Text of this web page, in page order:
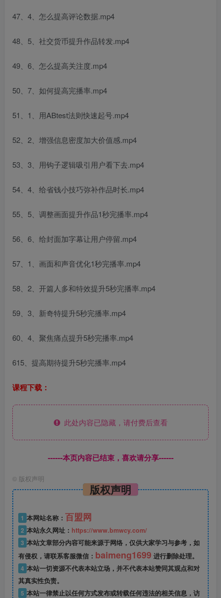
47、4、怎么提高评论数据.mp4
48、5、社交货币提升作品转发.mp4
49、6、怎么提高关注度.mp4
50、7、如何提高完播率.mp4
51、1、用ABtest法则快速起号.mp4
52、2、增强信息密度加大价值感.mp4
53、3、用钩子逻辑吸引用户看下去.mp4
54、4、给省钱小技巧弥补作品时长.mp4
55、5、调整画面提升作品1秒完播率.mp4
56、6、给封面加字幕让用户停留.mp4
57、1、画面和声音优化1秒完播率.mp4
58、2、开篇人多和特效提升5秒完播率.mp4
59、3、新奇特提升5秒完播率.mp4
60、4、聚焦痛点提升5秒完播率.mp4
615、提高期待提升5秒完播率.mp4
课程下载：
此处内容已隐藏，请付费后查看
------本页内容已结束，喜欢请分享------
© 版权声明
版权声明
1 本网站名称： 百盟网
2 本站永久网址： https://www.bmwcy.com/
3 本站文章部分内容可能来源于网络，仅供大家学习与参考，如
有侵权，请联系客服微信： baimeng1699 进行删除处理。
4 本站一切资源不代表本站立场，并不代表本站赞同其观点和对
其真实性负责。
5 本站一律禁止以任何方式发布或转载任何违法的相关信息，访